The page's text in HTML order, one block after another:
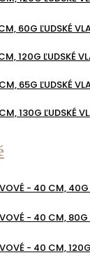
60G ĽUDSKÉ
120G ĽUDSKÉ
65G ĽUDSKÉ
130G ĽUDSKÉ
- 40 CM, 40G
- 40 CM, 80G
- 40 CM,